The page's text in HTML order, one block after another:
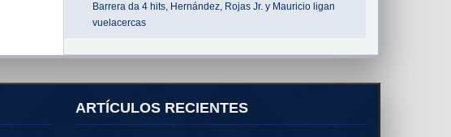
Barrera da 4 hits, Hernández, Rojas Jr. y Mauricio ligan
vuelacercas
ARTÍCULOS RECIENTES